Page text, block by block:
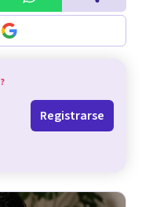
?
Registrarse